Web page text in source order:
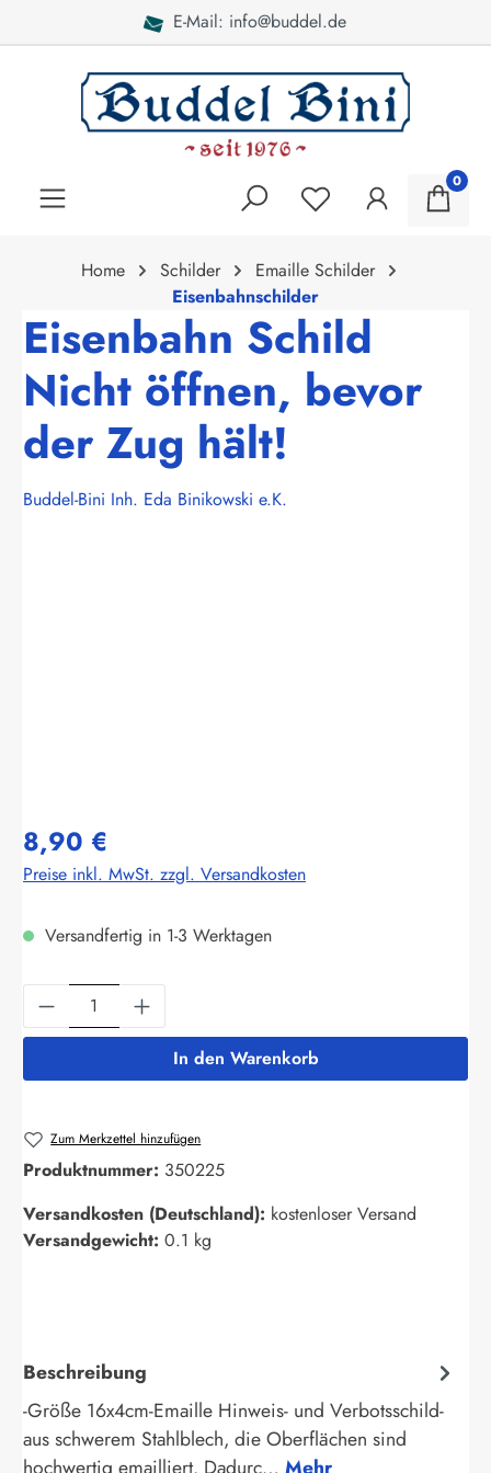
E-Mail: info@buddel.de
0
Home Schilder
Emaille Schilder
Eisenbahnschilder
Eisenbahn Schild
Nicht öffnen, bevor
der Zug hält!
Buddel-Bini Inh. Eda Binikowski e.K.
8,90 €
Preise inkl. MwSt. zzgl. Versandkosten
Versandfertig in 1-3 Werktagen
Produkt Anzahl: Gib den gewünschten
In den Warenkorb
Zum Merkzettel hinzufügen
Produktnummer: 350225
Versandkosten (Deutschland): kostenloser Versand
Versandgewicht: 0.1 kg
Beschreibung
-Größe 16x4cm-Emaille Hinweis- und Verbotsschild-
aus schwerem Stahlblech, die Oberflächen sind